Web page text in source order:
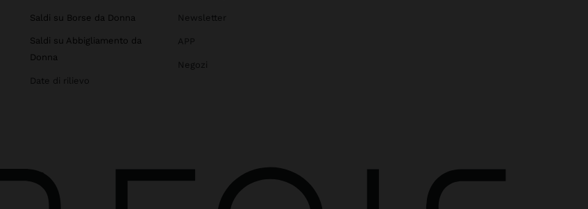
Saldi su Borse da Donna
Saldi su Abbigliamento da
Donna
Date di rilievo
Newsletter
APP
Negozi